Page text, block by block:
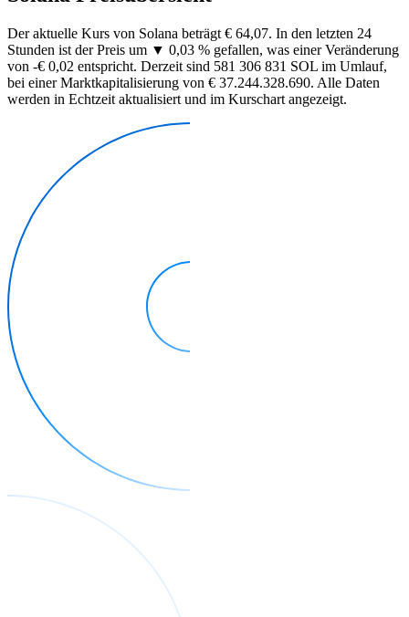
Der aktuelle Kurs von Solana beträgt € 64,07. In den letzten 24
Stunden ist der Preis um ▼ 0,03 % gefallen, was einer Veränderung
von -€ 0,02 entspricht. Derzeit sind 581 306 831 SOL im Umlauf,
bei einer Marktkapitalisierung von € 37.244.328.690. Alle Daten
werden in Echtzeit aktualisiert und im Kurschart angezeigt.